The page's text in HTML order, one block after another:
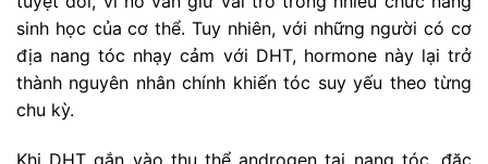
sinh học của cơ thể. Tuy nhiên, với những người có cơ
địa nang tóc nhạy cảm với DHT, hormone này lại trở
thành nguyên nhân chính khiến tóc suy yếu theo từng
chu kỳ.